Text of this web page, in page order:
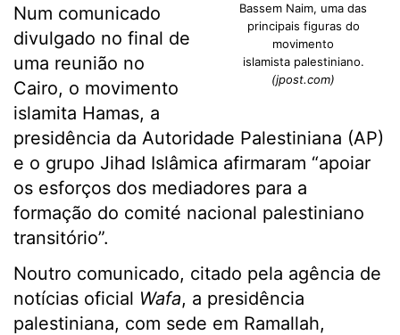
Bassem Naim, uma das
principais figuras do
movimento
islamista palestiniano.
(jpost.com)
Num comunicado
divulgado no final de
uma reunião no
Cairo, o movimento
islamita Hamas, a
presidência da Autoridade Palestiniana (AP)
e o grupo Jihad Islâmica afirmaram “apoiar
os esforços dos mediadores para a
formação do comité nacional palestiniano
transitório”.
Noutro comunicado, citado pela agência de
notícias oficial Wafa, a presidência
palestiniana, com sede em Ramallah,